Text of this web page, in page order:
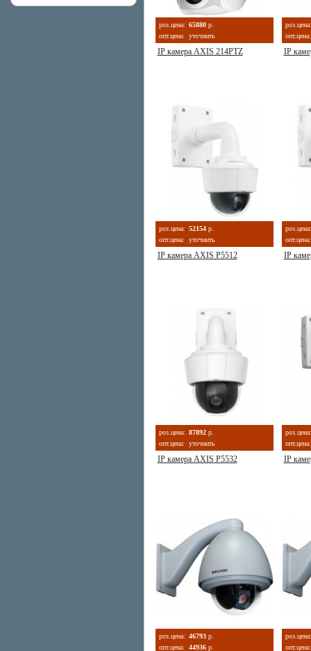
роз.цена: 65880 р.
опт.цена:
уточнить
IP камера AXIS 214PTZ
роз.цена:
опт.цена:
IP
роз.цена: 52154 р.
опт.цена:
уточнить
IP камера AXIS P5512
роз.цена:
опт.цена:
IP
роз.цена: 87892 р.
опт.цена:
уточнить
IP камера AXIS P5532
роз.цена:
опт.цена:
IP
роз.цена: 46793 р.
опт.цена:
44936 р.
роз.цена:
опт.цена: